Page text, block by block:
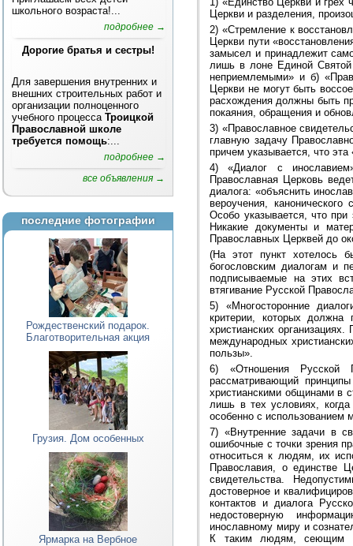
школьного возраста!...
подробнее →
Дорогие братья и сестры!
Для завершения внутренних и
внешних строительных работ и
организации полноценного
учебного процесса Троицкой
Православной школе
требуется помощь:...
подробнее →
все объявления →
последние фотографии
Рождественский подарок.
Благотворительная акция
Грузия. Дом особенных
Ярмарка на Вербное
Церкви и разделения,
2) «Стремление к
Церкви пути
замысел и принадлежит
лишь в лоне Единой
неприемлемыми» и б)
Церкви не могут быть
расхождения должны быть
покаяния, обращения и
3) «Православное
главную задачу
причем указывается, что
4) «Диалог с
Православная Церковь
диалога: «объяснить
вероучения,
Особо указывается, что
Никакие документы и
Православных Церквей до
(На этот пункт хотелось
богословским диалогам и
подписываемые на этих
втягивание Русской
5) «Многосторонние
критерии, которых должна
христианских
международных
пользы».
6) «Отношения Русской
рассматривающий
христианскими общинами в
лишь в тех условиях,
особенно с использованием
7) «Внутренние задачи в
ошибочные с точки зрения
относиться к людям, их
Православия, о единстве
свидетельства.
достоверное и
контактов и диалога
недостоверную
инославному миру и
К таким людям, сеющим